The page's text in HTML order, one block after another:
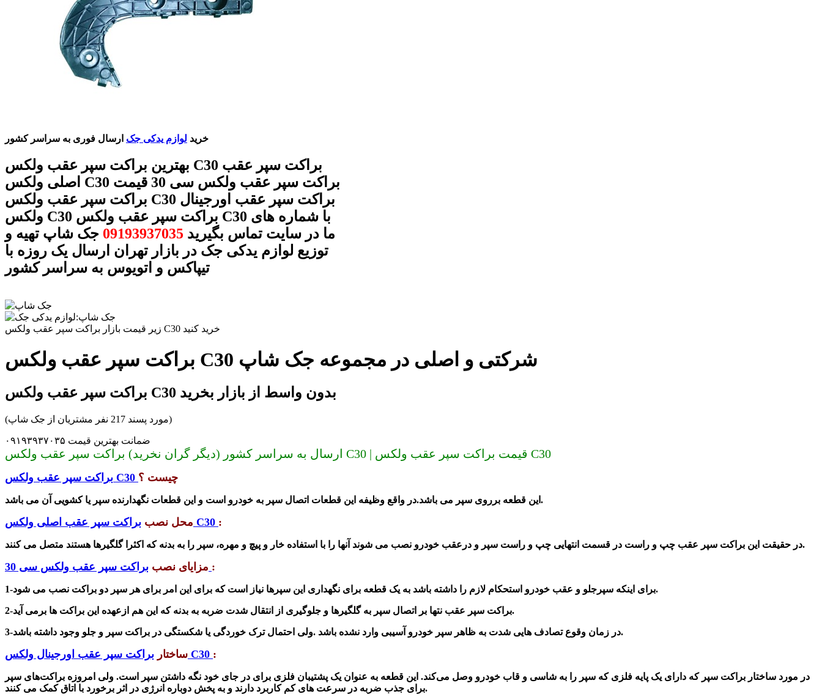
خرید لوازم یدکی جک ارسال فوری به سراسر کشور
بهترین براکت سپر عقب ولکس C30 براکت سپر عقب
اصلی ولکس C30 براکت سپر عقب ولکس سی 30 قیمت
براکت سپر عقب ولکس C30 براکت سپر عقب اورجینال
ولکس C30 براکت سپر عقب ولکس C30 با شماره های
ما در سایت تماس بگیرید 09193937035 جک شاپ تهیه و
توزیع لوازم یدکی جک در بازار تهران ارسال یک روزه با
تیپاکس و اتویوس به سراسر کشور
زیر قیمت بازار براکت سپر عقب ولکس C30 خرید کنید
براکت سپر عقب ولکس C30 شرکتی و اصلی در مجموعه جک شاپ
براکت سپر عقب ولکس C30 بدون واسط از بازار بخرید
(مورد پسند 217 نفر مشتریان از جک شاپ)
ضمانت بهترین قیمت ۰۹۱۹۳۹۳۷۰۳۵
ارسال به سراسر کشور (دیگر گران نخرید) براکت سپر عقب ولکس C30 | قیمت براکت سپر عقب ولکس C30
براکت سپر عقب ولکس C30 چیست ؟
این قطعه برروی سپر می باشد.در واقع وظیفه این قطعات اتصال سپر به خودرو است و این قطعات نگهدارنده سپر یا کشویی آن می باشد.
محل نصب براکت سپر عقب اصلی ولکس C30 :
در حقیقت این براکت سپر عقب چپ و راست در قسمت انتهایی چپ و راست سپر و درعقب خودرو نصب می شوند آنها را با استفاده خار و پیچ و مهره، سپر را به بدنه که اکثرا گلگیرها هستند متصل می کنند.
مزایای نصب :
1-برای اینکه سپرجلو و عقب خودرو استحکام لازم را داشته باشد به یک قطعه برای نگهداری این سپرها نیاز است که برای این امر برای هر سپر دو براکت نصب می شود.
2-براکت سپر عقبنتها بر اتصال سپر به گلگیرها و جلوگیری از انتقال شدت ضربه به بدنه که این هم ازعهده این براکت ها برمی آید.
3-در زمان وقوع تصادف هایی شدت به ظاهر سپر خودرو آسیبی وارد نشده باشد .ولی احتمال ترک خوردگی یا شکستگی در براکت سپر و جلو وجود داشته باشد.
ساختار براکت سپر عقب اورجینال ولکس C30 :
در مورد ساختار براکت سپر که دارای یک پایه فلزی که سپر را به شاسی و قاب خودرو وصل می‌کند. این قطعه به عنوان یک پشتیبان فلزی برای در جای خود نگه داشتن سپر است. ولی امروزه براکت‌های سپر
برای جذب ضربه در سرعت های کم کاربرد دارند و به پخش دوباره انرژی در اثر برخورد با اتاق کمک می کنند.